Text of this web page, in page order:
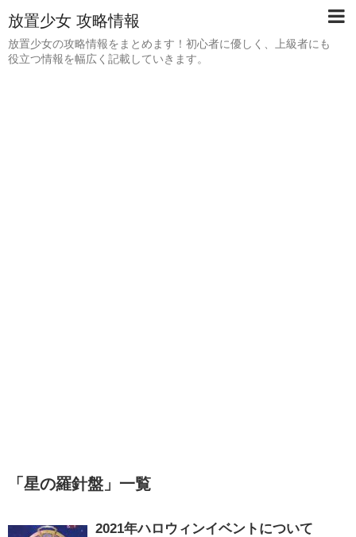
放置少女 攻略情報
放置少女の攻略情報をまとめます！初心者に優しく、上級者にも
役立つ情報を幅広く記載していきます。
「 星の羅針盤 」 一覧
2021年ハロウィンイベントについて